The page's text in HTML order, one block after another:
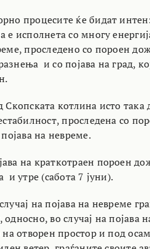
процесите ќе бидат
е исполнета со многу
проследено со пороен
и со појава на град,
Скопската котлина исто
проследена со
на невреме.
на краткотраен пороен
и утре (сабота 7 јуни).
на појава на невреме
во случај на појава
на отворен простор и под